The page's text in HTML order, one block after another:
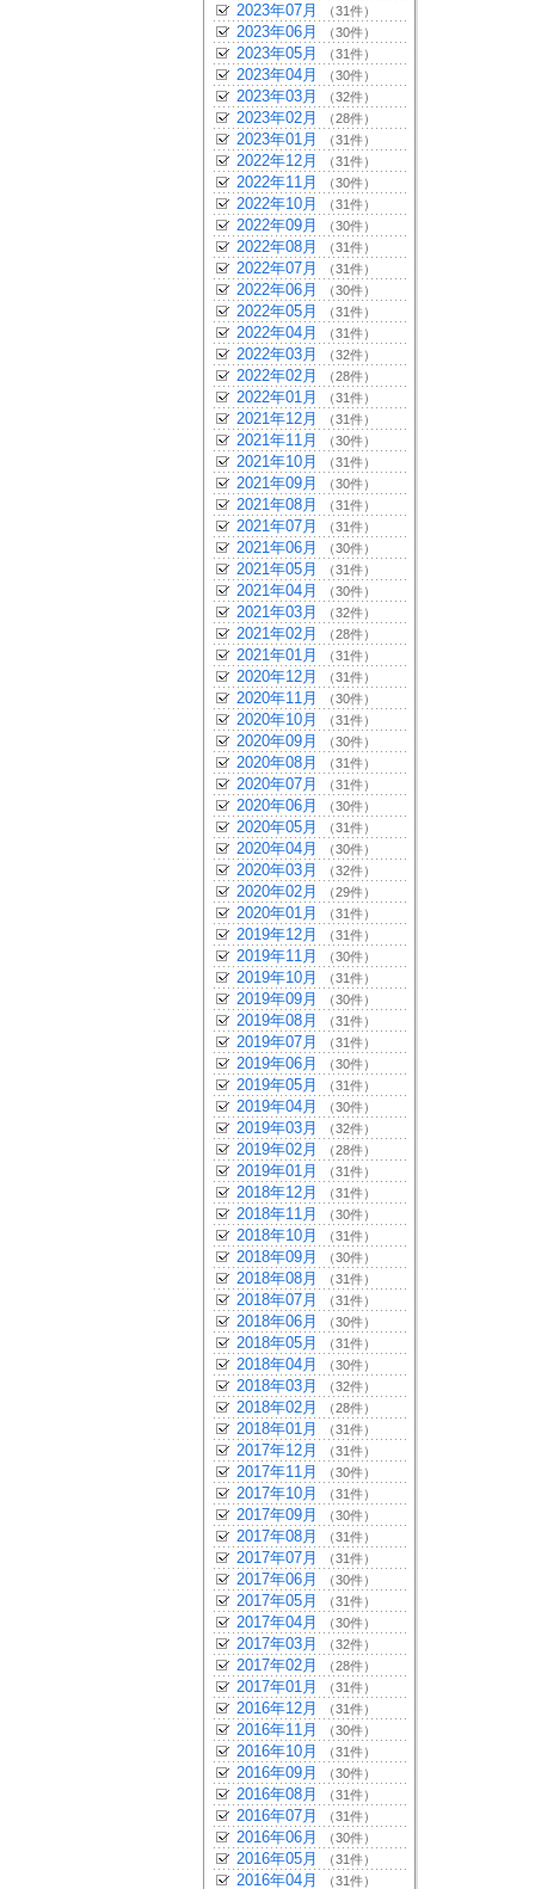
2023年07月 （31件）
2023年06月 （30件）
2023年05月 （31件）
2023年04月 （30件）
2023年03月 （32件）
2023年02月 （28件）
2023年01月 （31件）
2022年12月 （31件）
2022年11月 （30件）
2022年10月 （31件）
2022年09月 （30件）
2022年08月 （31件）
2022年07月 （31件）
2022年06月 （30件）
2022年05月 （31件）
2022年04月 （31件）
2022年03月 （32件）
2022年02月 （28件）
2022年01月 （31件）
2021年12月 （31件）
2021年11月 （30件）
2021年10月 （31件）
2021年09月 （30件）
2021年08月 （31件）
2021年07月 （31件）
2021年06月 （30件）
2021年05月 （31件）
2021年04月 （30件）
2021年03月 （32件）
2021年02月 （28件）
2021年01月 （31件）
2020年12月 （31件）
2020年11月 （30件）
2020年10月 （31件）
2020年09月 （30件）
2020年08月 （31件）
2020年07月 （31件）
2020年06月 （30件）
2020年05月 （31件）
2020年04月 （30件）
2020年03月 （32件）
2020年02月 （29件）
2020年01月 （31件）
2019年12月 （31件）
2019年11月 （30件）
2019年10月 （31件）
2019年09月 （30件）
2019年08月 （31件）
2019年07月 （31件）
2019年06月 （30件）
2019年05月 （31件）
2019年04月 （30件）
2019年03月 （32件）
2019年02月 （28件）
2019年01月 （31件）
2018年12月 （31件）
2018年11月 （30件）
2018年10月 （31件）
2018年09月 （30件）
2018年08月 （31件）
2018年07月 （31件）
2018年06月 （30件）
2018年05月 （31件）
2018年04月 （30件）
2018年03月 （32件）
2018年02月 （28件）
2018年01月 （31件）
2017年12月 （31件）
2017年11月 （30件）
2017年10月 （31件）
2017年09月 （30件）
2017年08月 （31件）
2017年07月 （31件）
2017年06月 （30件）
2017年05月 （31件）
2017年04月 （30件）
2017年03月 （32件）
2017年02月 （28件）
2017年01月 （31件）
2016年12月 （31件）
2016年11月 （30件）
2016年10月 （31件）
2016年09月 （30件）
2016年08月 （31件）
2016年07月 （31件）
2016年06月 （30件）
2016年05月 （31件）
2016年04月 （31件）